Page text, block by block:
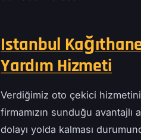
Istanbul
Yardım Hizmeti
Verdiğimiz oto çekici
firmamızın sunduğu avantajlı
dolayı yolda kalması